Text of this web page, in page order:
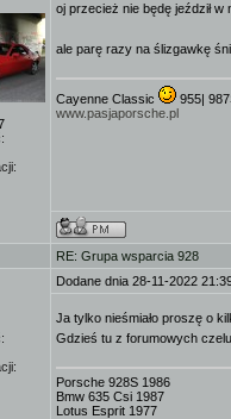
oj przecież nie będę jeździł
ale parę razy na ślizgawkę
Cayenne Classic
955|
www.pasjaporsche.pl
RE: Grupa wsparcia 928
Dodane dnia 28-11-2022
Ja tylko nieśmiało proszę o
Gdzieś tu z forumowych
Porsche 928S 1986
Bmw 635 Csi 1987
Lotus Esprit 1977